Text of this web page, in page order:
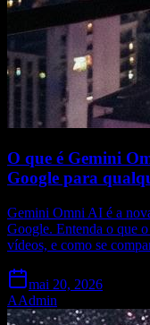
O que é Gemini
Google para
Gemini Omni AI é a
Google. Entenda o que
vídeos, e como se
mai 20, 2026
AAdmin